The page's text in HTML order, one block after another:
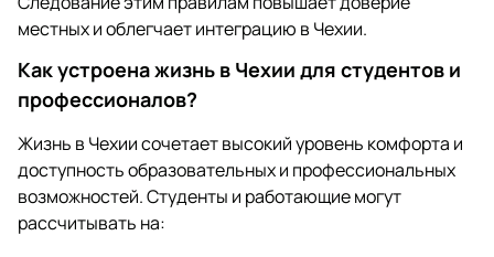
местных и облегчает интеграцию в Чехии.
Как устроена жизнь в Чехии для студентов и
профессионалов?
Жизнь в Чехии сочетает высокий уровень комфорта и
доступность образовательных и профессиональных
возможностей. Студенты и работающие могут
рассчитывать на: